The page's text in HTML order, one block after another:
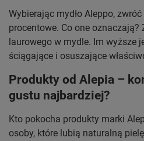
Wybierając mydło Aleppo,
procentowe. Co one oznaczają?
laurowego w mydle. Im wyższe
ściągające i osuszające
Produkty od Alepia –
gustu najbardziej?
Kto pokocha produkty marki
osoby, które lubią naturalną